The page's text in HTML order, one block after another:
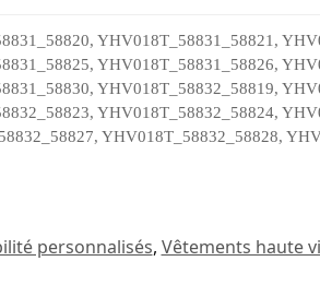
YHV018T_58831_58821,
YHV018T_58831_58826,
YHV018T_58832_58819,
YHV018T_58832_58824,
YHV018T_58832_58828,
personnalisés, Vêtements haute